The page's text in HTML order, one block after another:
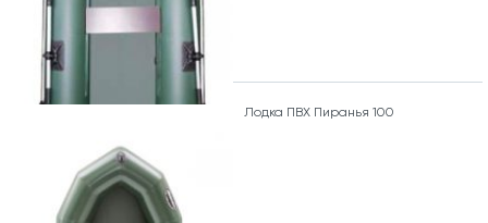
Лодка ПВХ Пиранья 100